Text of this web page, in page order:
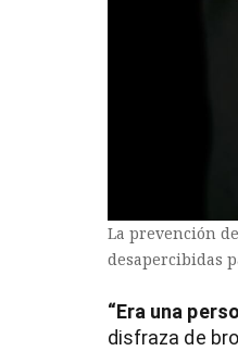
La prevención
desapercibidas
“Era una
disfraza de